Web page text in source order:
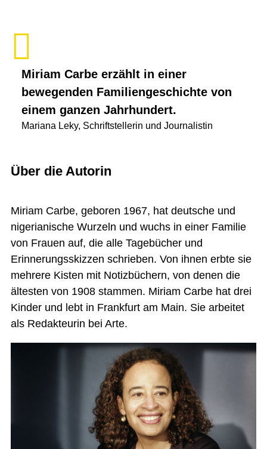
Miriam Carbe erzählt in einer
bewegenden Familiengeschichte von
einem ganzen Jahrhundert.
Mariana Leky, Schriftstellerin und Journalistin
Über die Autorin
Miriam Carbe, geboren 1967, hat deutsche und
nigerianische Wurzeln und wuchs in einer Familie
von Frauen auf, die alle Tagebücher und
Erinnerungsskizzen schrieben. Von ihnen erbte sie
mehrere Kisten mit Notizbüchern, von denen die
ältesten von 1908 stammen. Miriam Carbe hat drei
Kinder und lebt in Frankfurt am Main. Sie arbeitet
als Redakteurin bei Arte.